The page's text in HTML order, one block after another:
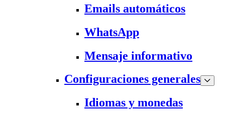
Emails automáticos
WhatsApp
Mensaje informativo
Configuraciones generales
Idiomas y monedas